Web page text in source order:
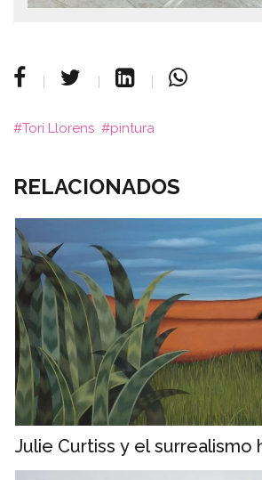
Tori Llorens pintura
RELACIONADOS
Julie Curtiss y el surrealismo